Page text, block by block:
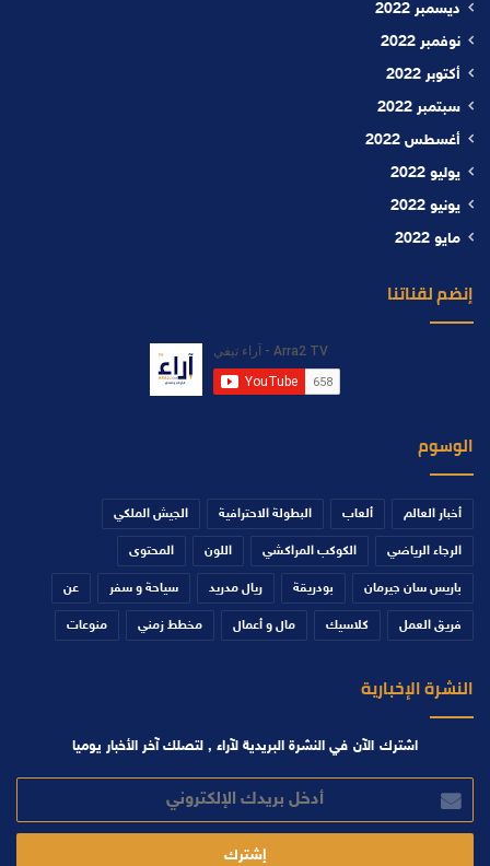
ديسمبر 2022
نوفمبر 2022
أكتوبر 2022
سبتمبر 2022
أغسطس 2022
يوليو 2022
يونيو 2022
مايو 2022
إنضم لقناتنا
الوسوم
أخبار العالم ألعاب البطولة الاحترافية الجيش الملكي
الرجاء الرياضي الكوكب المراكشي اللون المحتوى
باريس سان جيرمان بودريقة ريال مدريد سياحة و سفر عن
فريق العمل كلاسيك مال و أعمال مخطط زمني منوعات
النشرة الإخبارية
اشترك الآن في النشرة البريدية لآراء , لتصلك آخر الأخبار يوميا
بريدك
الإلكتروني